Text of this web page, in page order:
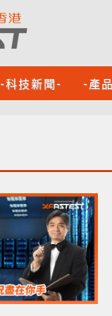
-科技新聞- -產